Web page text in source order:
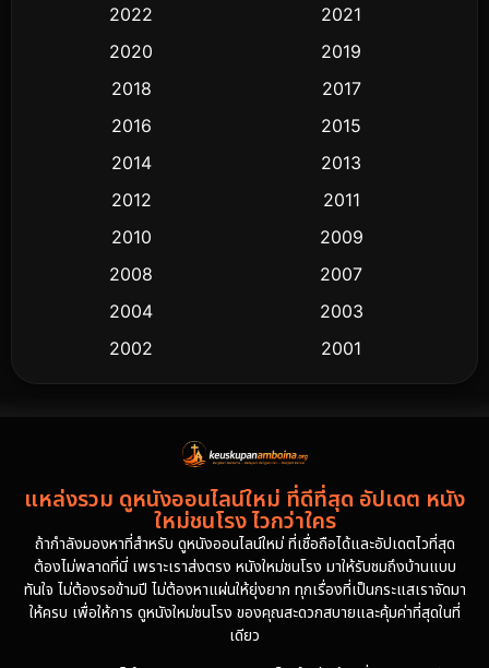
2022
2021
2020
2019
2018
2017
2016
2015
2014
2013
2012
2011
2010
2009
2008
2007
2004
2003
2002
2001
2000
1997
1986
1985
1981
1978
1974
แหล่งรวม ดูหนังออนไลน์ใหม่ ที่ดีที่สุด อัปเดต หนัง
ใหม่ชนโรง ไวกว่าใคร
ถ้ากำลังมองหาที่สำหรับ ดูหนังออนไลน์ใหม่ ที่เชื่อถือได้และอัปเดตไวที่สุด
ต้องไม่พลาดที่นี่ เพราะเราส่งตรง หนังใหม่ชนโรง มาให้รับชมถึงบ้านแบบ
ทันใจ ไม่ต้องรอข้ามปี ไม่ต้องหาแผ่นให้ยุ่งยาก ทุกเรื่องที่เป็นกระแสเราจัดมา
ให้ครบ เพื่อให้การ ดูหนังใหม่ชนโรง ของคุณสะดวกสบายและคุ้มค่าที่สุดในที่
เดียว